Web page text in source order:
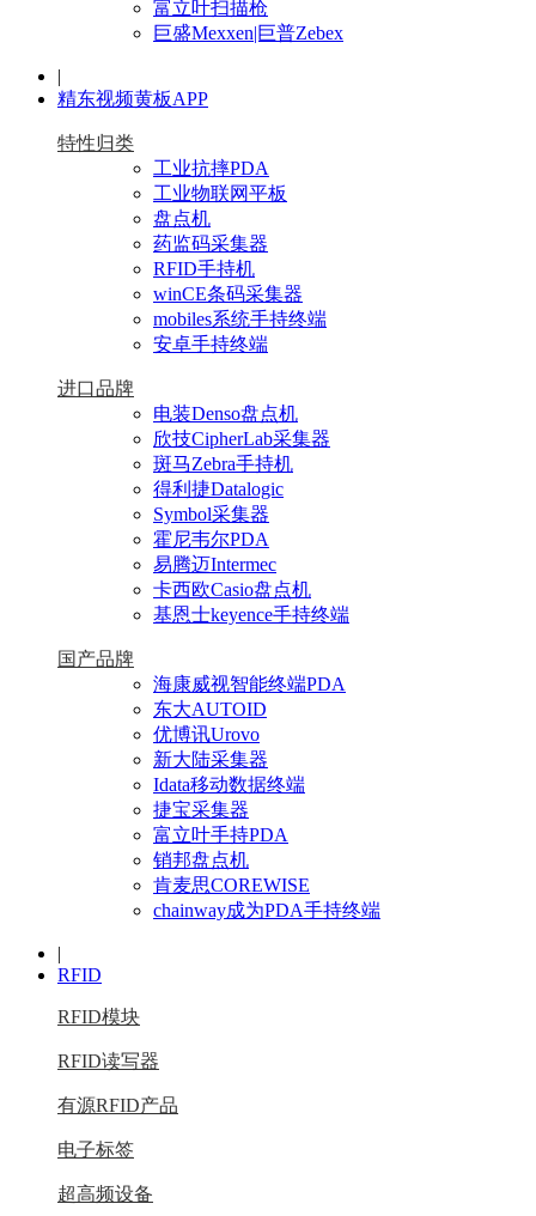
富立叶扫描枪
巨盛Mexxen|巨普Zebex
|
精东视频黄板APP
特性归类
工业抗摔PDA
工业物联网平板
盘点机
药监码采集器
RFID手持机
winCE条码采集器
mobiles系统手持终端
安卓手持终端
进口品牌
电装Denso盘点机
欣技CipherLab采集器
斑马Zebra手持机
得利捷Datalogic
Symbol采集器
霍尼韦尔PDA
易腾迈Intermec
卡西欧Casio盘点机
基恩士keyence手持终端
国产品牌
海康威视智能终端PDA
东大AUTOID
优博讯Urovo
新大陆采集器
Idata移动数据终端
捷宝采集器
富立叶手持PDA
销邦盘点机
肯麦思COREWISE
chainway成为PDA手持终端
|
RFID
RFID模块
RFID读写器
有源RFID产品
电子标签
超高频设备